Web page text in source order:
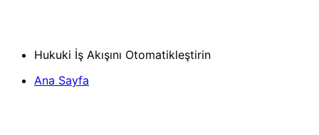
Hukuki İş Akışını Otomatikleştirin
Ana Sayfa